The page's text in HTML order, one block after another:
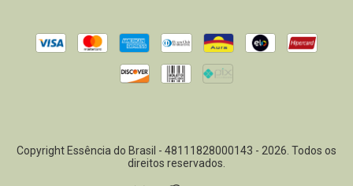
Copyright Essência do Brasil - 48111828000143 - 2026. Todos os
direitos reservados.